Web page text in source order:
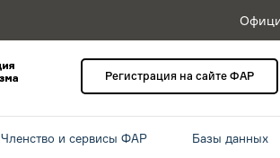
Регистрация на сайте ФАР
Членство и сервисы ФАР Базы данных